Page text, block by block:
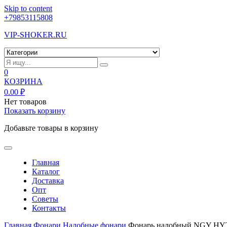
Skip to content
+79853115808
VIP-SHOKER.RU
0
КОЗРИНА
0.00 ₽
Нет товаров
Показать корзину
Добавьте товары в корзину
Главная
Каталог
Доставка
Опт
Советы
Контакты
Главная Фонари Налобные фонари Фонарь налобный NGY